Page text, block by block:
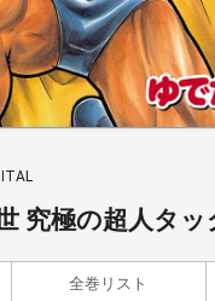
究極の超人タッ
全巻リスト